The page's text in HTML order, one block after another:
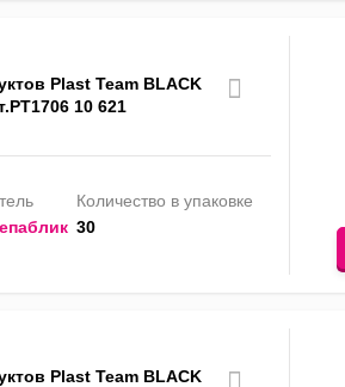
Plast Team BLACK
10 621
Количество в упаковке
30
Plast Team BLACK